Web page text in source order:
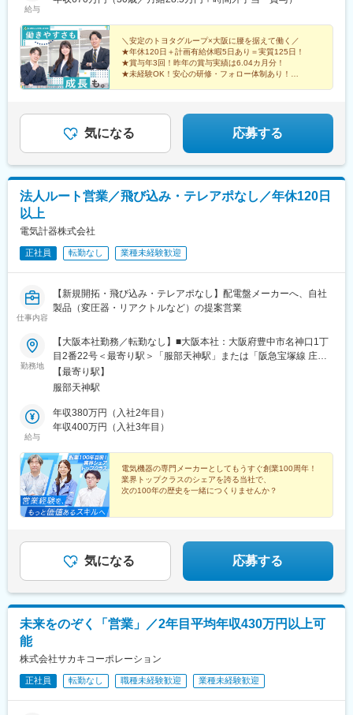
給与
＼安定のトヨタグループ×大阪に腰を据えて働く／
★年休120日＋計画有給休暇5日あり＝実質125日！
★賞与年3回！昨年の賞与実績は6.04カ月分！
★未経験OK！安心の研修・フォロー体制あり！
気になる 応募する
法人ルート営業／飛び込み・テレアポなし／年休120日
以上
電気計器株式会社
正社員 転勤なし 業種未経験歓迎
仕事内容
【新規開拓・飛び込み・テレアポなし】配電盤メーカーへ、自社
製品（変圧器・リアクトルなど）の提案営業
勤務地
【大阪本社勤務／転勤なし】■大阪本社：大阪府豊中市名神口1丁
目2番22号＜最寄り駅＞「服部天神駅」または「阪急宝塚線 庄内
駅」より徒歩で20分※担当エリアのお客様先への出張あり（月1回
程度／1～2泊程度）※受動喫煙対策：屋内禁煙
【最寄り駅】
服部天神駅
給与
年収380万円（入社2年目）
年収400万円（入社3年目）
電気機器の専門メーカーとしてもうすぐ創業100周年！
業界トップクラスのシェアを誇る当社で、
次の100年の歴史を一緒につくりませんか？
気になる 応募する
未来をのぞく「営業」／2年目平均年収430万円以上可
能
株式会社サカキコーポレーション
正社員 転勤なし 職種未経験歓迎 業種未経験歓迎